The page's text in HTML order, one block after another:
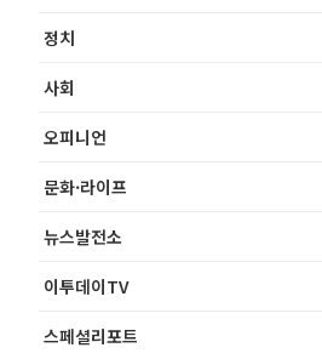
정치
사회
오피니언
문화·라이프
뉴스발전소
이투데이TV
스페셜리포트